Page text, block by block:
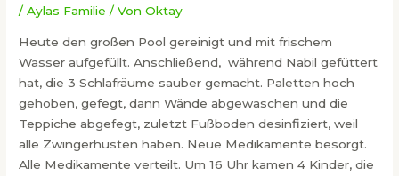
/Aylas Familie / VonOktay
Heute den großen Pool gereinigt und mit frischem
Wasser aufgefüllt. Anschließend, während Nabil gefüttert
hat, die 3 Schlafräume sauber gemacht. Paletten hoch
gehoben, gefegt, dann Wände abgewaschen und die
Teppiche abgefegt, zuletzt Fußboden desinfiziert, weil
alle Zwingerhusten haben. Neue Medikamente besorgt.
Alle Medikamente verteilt. Um 16 Uhr kamen 4 Kinder, die